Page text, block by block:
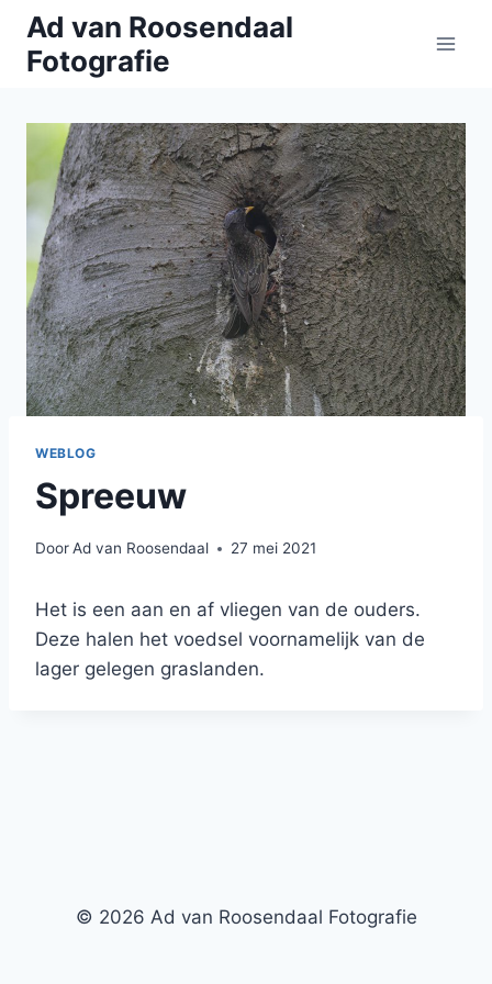
Doorgaan
naar
inhoud
Ad van Roosendaal
Fotografie
WEBLOG
Spreeuw
DoorAd van Roosendaal 27 mei 2021
Het is een aan en af vliegen van de ouders.
Deze halen het voedsel voornamelijk van de
lager gelegen graslanden.
© 2026 Ad van Roosendaal Fotografie